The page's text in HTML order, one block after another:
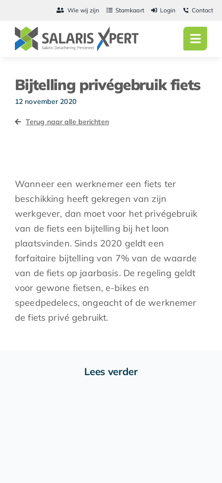
inhoud
Wie wij zijn Stamkaart Login Contact
Actueel
Bijtelling privégebruik fiets
12 november 2020
Terug naar alle berichten
Wanneer een werknemer een fiets ter
beschikking heeft gekregen van zijn
werkgever, dan moet voor het privégebruik
van de fiets een bijtelling bij het loon
plaatsvinden. Sinds 2020 geldt een
forfaitaire bijtelling van 7% van de waarde
van de fiets op jaarbasis. De regeling geldt
voor gewone fietsen, e-bikes en
speedpedelecs, ongeacht of de werknemer
de fiets privé gebruikt.
Lees verder